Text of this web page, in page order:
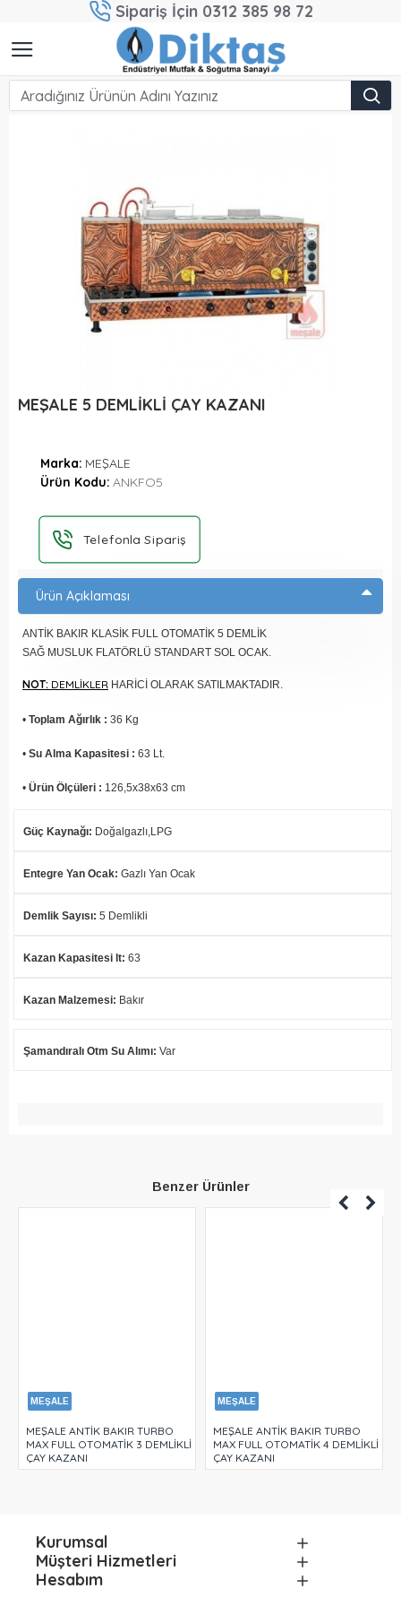
Sipariş İçin 0312 385 98 72
MEŞALE 5 DEMLİKLİ ÇAY KAZANI
Marka: MEŞALE
Ürün Kodu: ANKFO5
Telefonla Sipariş
Ürün Açıklaması
ANTİK BAKIR KLASİK FULL OTOMATİK 5 DEMLİK
SAĞ MUSLUK FLATÖRLÜ STANDART SOL OCAK.
NOT: DEMLİKLER HARİCİ OLARAK SATILMAKTADIR.
• Toplam Ağırlık : 36 Kg
• Su Alma Kapasitesi : 63 Lt.
• Ürün Ölçüleri : 126,5x38x63 cm
Güç Kaynağı: Doğalgazlı,LPG
Entegre Yan Ocak: Gazlı Yan Ocak
Demlik Sayısı: 5 Demlikli
Kazan Kapasitesi lt: 63
Kazan Malzemesi: Bakır
Şamandıralı Otm Su Alımı: Var
Benzer Ürünler
MEŞALE
MEŞALE ANTİK BAKIR TURBO
MAX FULL OTOMATİK 3 DEMLİKLİ
ÇAY KAZANI
MEŞALE
MEŞALE ANTİK BAKIR TURBO
MAX FULL OTOMATİK 4 DEMLİKLİ
ÇAY KAZANI
Kurumsal
Müşteri Hizmetleri
Hesabım